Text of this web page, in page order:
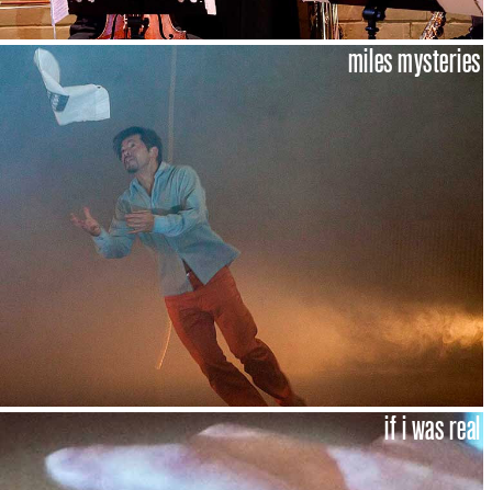
miles mysteries
if i was real